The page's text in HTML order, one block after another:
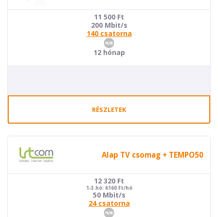
11 500 Ft
200 Mbit/s
140 csatorna
12 hónap
RÉSZLETEK
Alap TV csomag + TEMPO50
12 320 Ft
1-3.hó: 6160 Ft/hó
50 Mbit/s
24 csatorna